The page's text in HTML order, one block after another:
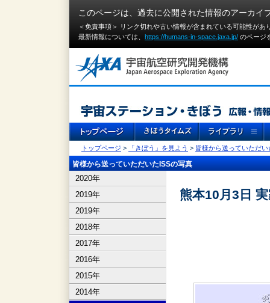
このページは、過去に公開された情報のアーカイ
＜免責事項＞ リンク切れや古い情報が含まれている可能性が
最新情報については、 https://humans-in-space.jaxa.jp/ のページ
トップページ > 「きぼう」を見よう > 皆様から送っていただい
皆様から送っていただいたISSの写真
2020年
2019年
2019年
2018年
2017年
2016年
2015年
2014年
熊本10月3日